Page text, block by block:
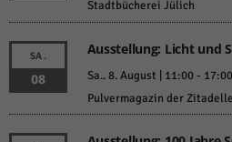
Stadtbücherei Jülich
SA.
08
Ausstellung: Licht und
Sa.. 8. August | 11:00- 17:00
Pulvermagazin der Zitadelle